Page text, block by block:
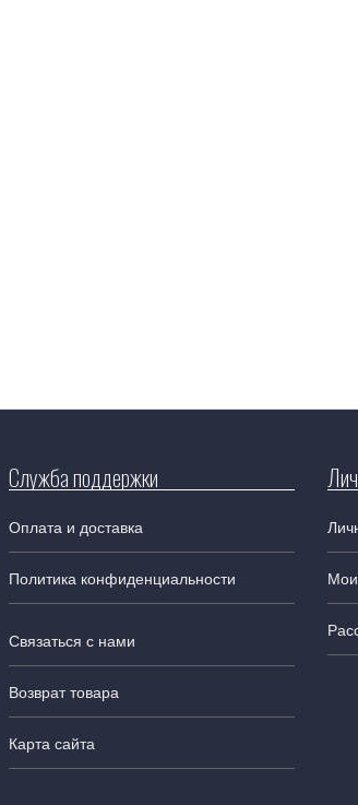
Служба поддержки
Оплата и доставка
Политика конфиденциальности
Связаться с нами
Возврат товара
Карта сайта